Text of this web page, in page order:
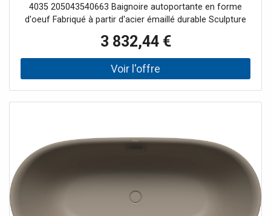
4035 205043540663 Baignoire autoportante en forme
d'oeuf Fabriqué à partir d'acier émaillé durable Sculpture
Deux inclinaisons de dos identiques Avec bonde centrale à
ouverture par poussée, avec couvercle de bonde en émail
Note d'installation : L'espace libre sous la baignoire
3 832,44 €